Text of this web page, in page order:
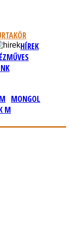
HÍREK
MONGOL
M